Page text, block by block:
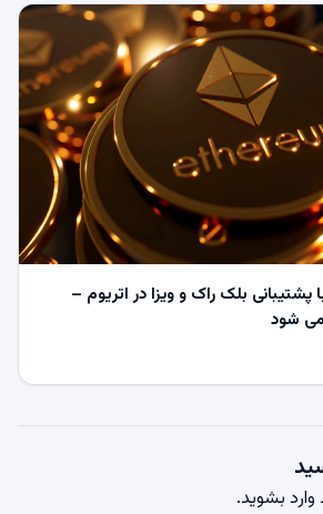
بلک راک و ویزا در اتریوم –
وارد بشوید.